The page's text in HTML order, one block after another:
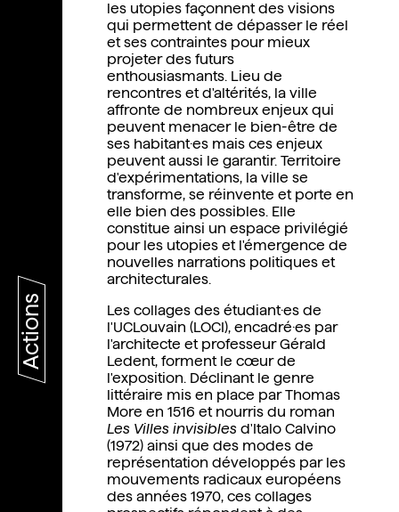
Actions
les utopies façonnent des visions
qui permettent de dépasser le réel
et ses contraintes pour mieux
projeter des futurs
enthousiasmants. Lieu de
rencontres et d'altérités, la ville
affronte de nombreux enjeux qui
peuvent menacer le bien-être de
ses habitant·es mais ces enjeux
peuvent aussi le garantir. Territoire
d'expérimentations, la ville se
transforme, se réinvente et porte en
elle bien des possibles. Elle
constitue ainsi un espace privilégié
pour les utopies et l'émergence de
nouvelles narrations politiques et
architecturales.
Les collages des étudiant·es de
l'UCLouvain (LOCI), encadré·es par
l'architecte et professeur Gérald
Ledent, forment le cœur de
l'exposition. Déclinant le genre
littéraire mis en place par Thomas
More en 1516 et nourris du roman
Les Villes invisibles d'Italo Calvino
(1972) ainsi que des modes de
représentation développés par les
mouvements radicaux européens
des années 1970, ces collages